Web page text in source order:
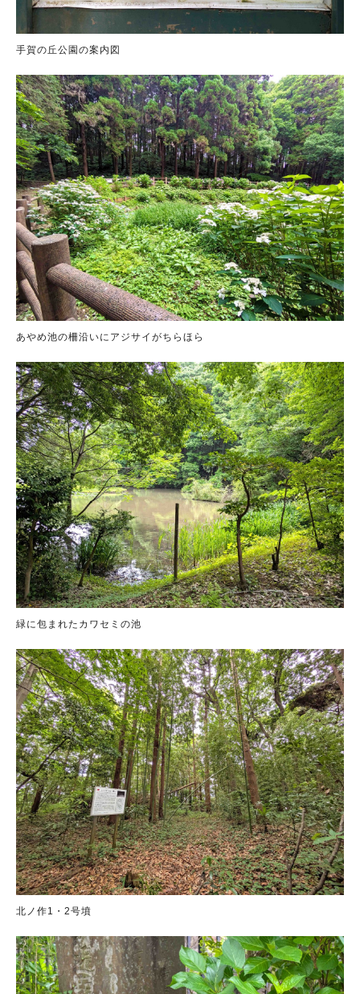
手賀の丘公園の案内図
あやめ池の柵沿いにアジサイがちらほら
緑に包まれたカワセミの池
北ノ作1・2号墳